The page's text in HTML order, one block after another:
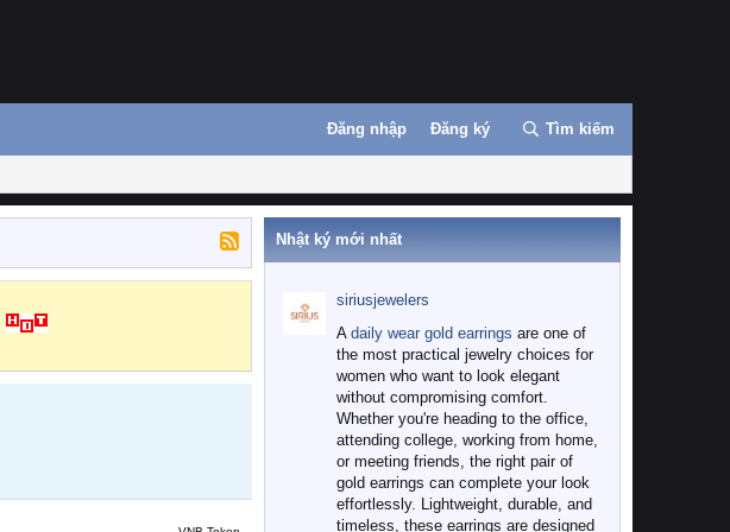
Đăng nhập Đăng ký Tìm kiếm
Nhật ký mới nhất
siriusjewelers
A daily wear gold earrings are one of
the most practical jewelry choices for
women who want to look elegant
without compromising comfort.
Whether you're heading to the office,
attending college, working from home,
or meeting friends, the right pair of
gold earrings can complete your look
effortlessly. Lightweight, durable, and
timeless, these earrings are designed